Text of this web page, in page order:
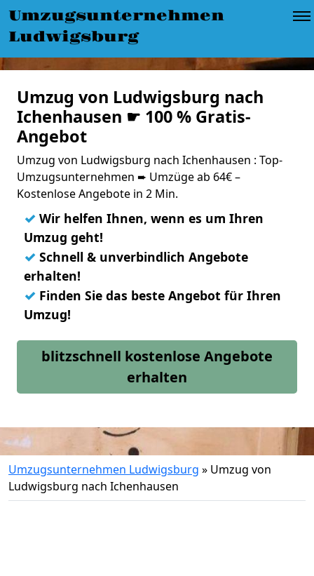
Umzugsunternehmen
Ludwigsburg
Umzug von Ludwigsburg nach
Ichenhausen ☛ 100 % Gratis-
Angebot
Umzug von Ludwigsburg nach Ichenhausen : Top-
Umzugsunternehmen ➨ Umzüge ab 64€ –
Kostenlose Angebote in 2 Min.
✓ Wir helfen Ihnen, wenn es um Ihren
Umzug geht!
✓ Schnell & unverbindlich Angebote
erhalten!
✓ Finden Sie das beste Angebot für Ihren
Umzug!
blitzschnell kostenlose Angebote
erhalten
Umzugsunternehmen Ludwigsburg » Umzug von
Ludwigsburg nach Ichenhausen